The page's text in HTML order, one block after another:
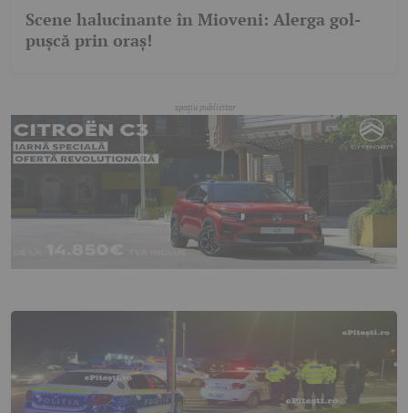
Scene halucinante în Mioveni: Alerga gol-
pușcă prin oraș!